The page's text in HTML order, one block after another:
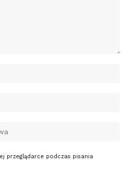
przeglądarce podczas pisania